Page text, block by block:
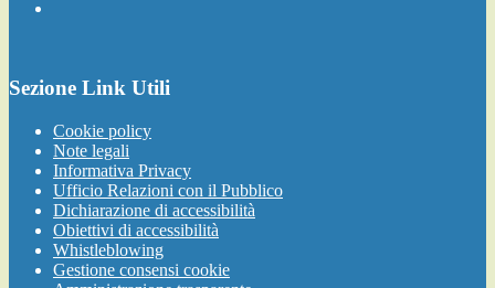
Sezione Link Utili
Cookie policy
Note legali
Informativa Privacy
Ufficio Relazioni con il Pubblico
Dichiarazione di accessibilità
Obiettivi di accessibilità
Whistleblowing
Gestione consensi cookie